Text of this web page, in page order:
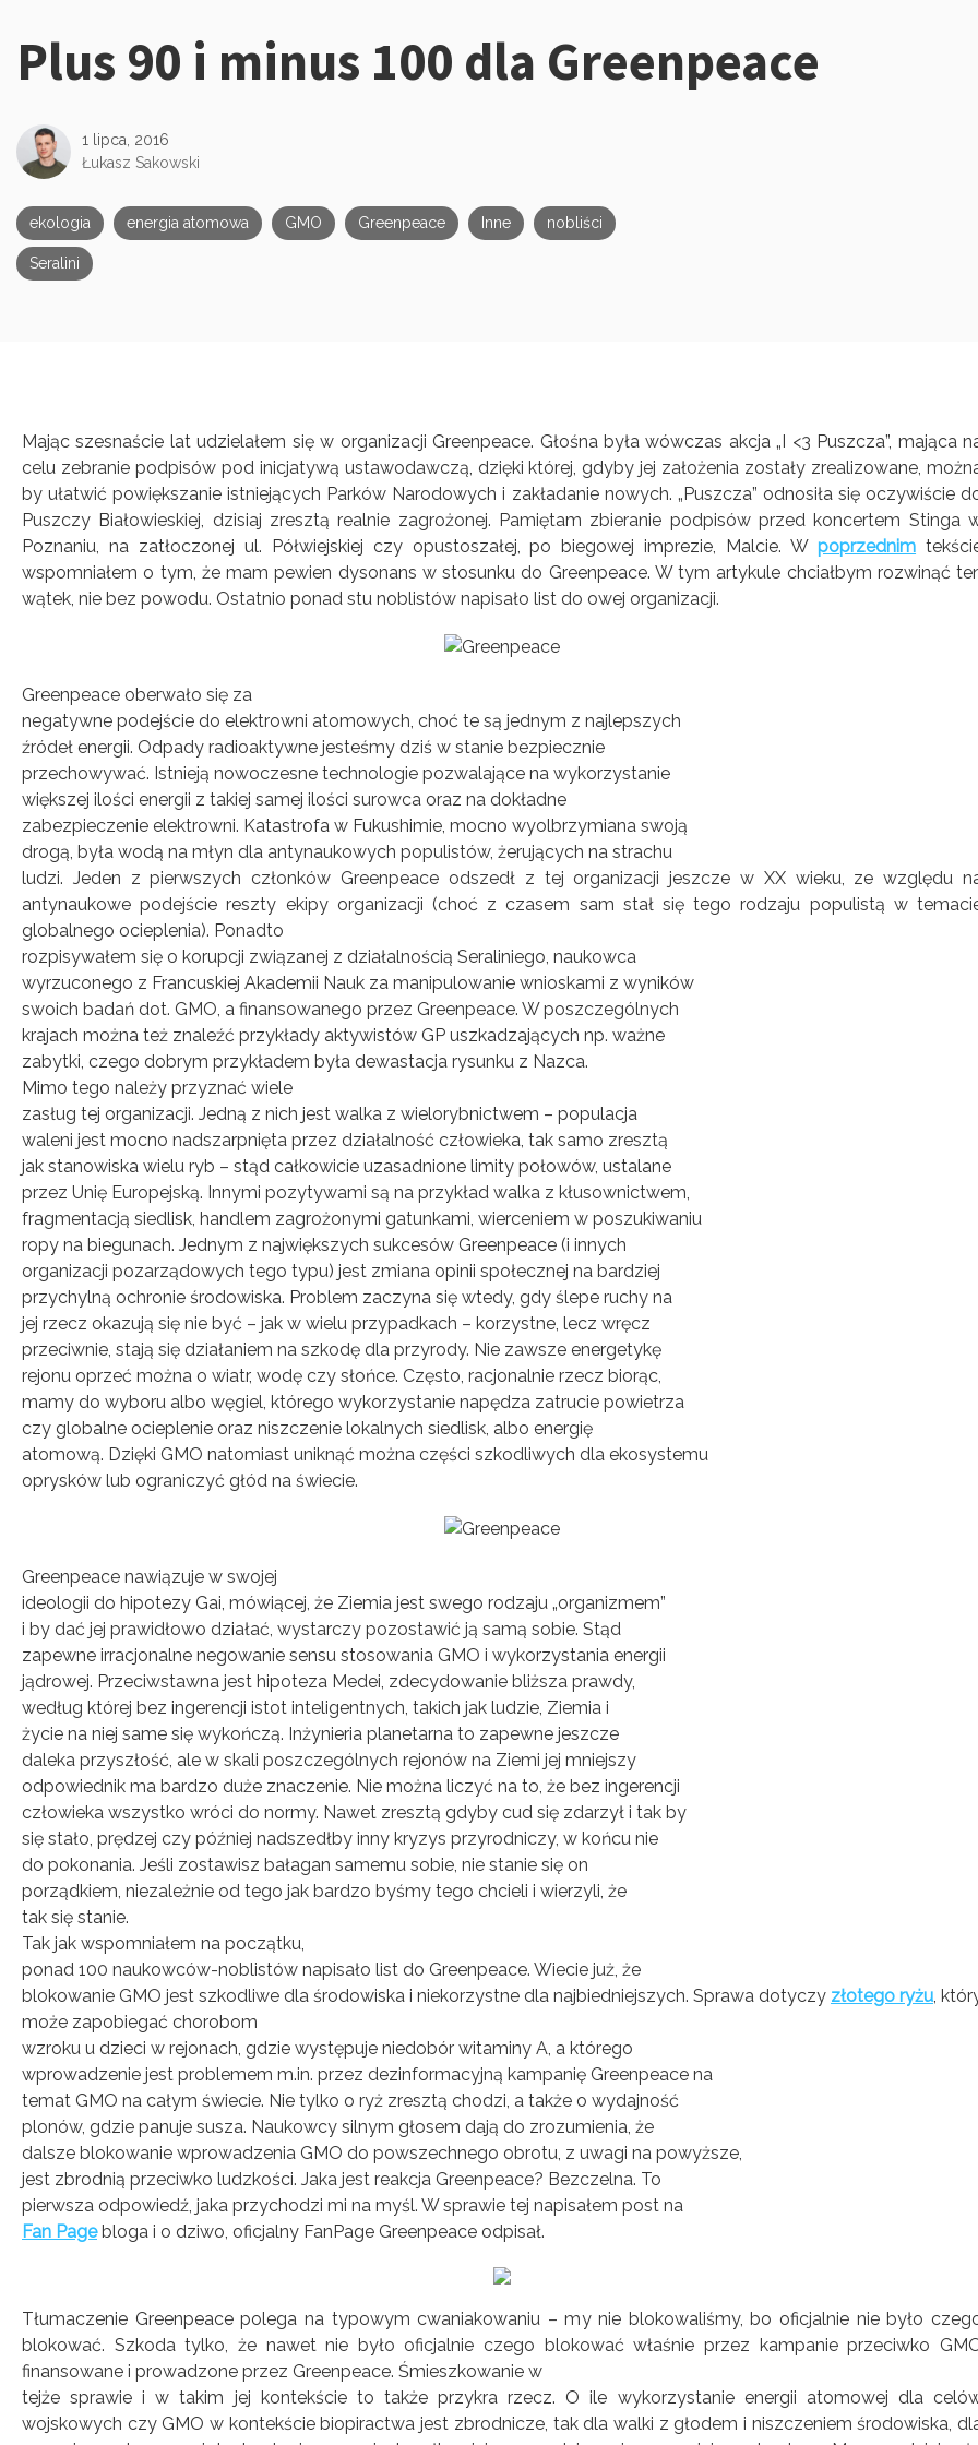
Kategorie:
Plus 90 i minus 100 dla Greenpeace
1 lipca, 2016
Łukasz Sakowski
ekologia energia atomowa GMO Greenpeace Inne nobliści
Seralini
Mając szesnaście lat udzielałem się w organizacji Greenpeace. Głośna była wówczas akcja „I <3 Puszcza”, mająca
celu zebranie podpisów pod inicjatywą ustawodawczą, dzięki której, gdyby jej założenia zostały zrealizowane,
by ułatwić powiększanie istniejących Parków Narodowych i zakładanie nowych. „Puszcza” odnosiła się oczywiście
Puszczy Białowieskiej, dzisiaj zresztą realnie zagrożonej. Pamiętam zbieranie podpisów przed koncertem Stinga
Poznaniu, na zatłoczonej ul. Półwiejskiej czy opustoszałej, po biegowej imprezie, Malcie. Wpoprzednim
wspomniałem o tym, że mam pewien dysonans w stosunku do Greenpeace. W tym artykule chciałbym rozwinąć
wątek, nie bez powodu. Ostatnio ponad stu noblistów napisało list do owej organizacji.
Greenpeace oberwało się za
negatywne podejście do elektrowni atomowych, choć te są jednym z najlepszych
źródeł energii. Odpady radioaktywne jesteśmy dziś w stanie bezpiecznie
przechowywać. Istnieją nowoczesne technologie pozwalające na wykorzystanie
większej ilości energii z takiej samej ilości surowca oraz na dokładne
zabezpieczenie elektrowni. Katastrofa w Fukushimie, mocno wyolbrzymiana swoją
drogą, była wodą na młyn dla antynaukowych populistów, żerujących na strachu
ludzi. Jeden z pierwszych członków Greenpeace odszedł z tej organizacji jeszcze w XX wieku, ze względu
antynaukowe podejście reszty ekipy organizacji (choć z czasem sam stał się tego rodzaju populistą w
globalnego ocieplenia). Ponadto
rozpisywałem się o korupcji związanej z działalnością Seraliniego, naukowca
wyrzuconego z Francuskiej Akademii Nauk za manipulowanie wnioskami z wyników
swoich badań dot. GMO, a finansowanego przez Greenpeace. W poszczególnych
krajach można też znaleźć przykłady aktywistów GP uszkadzających np. ważne
zabytki, czego dobrym przykładem była dewastacja rysunku z Nazca.
Mimo tego należy przyznać wiele
zasług tej organizacji. Jedną z nich jest walka z wielorybnictwem – populacja
waleni jest mocno nadszarpnięta przez działalność człowieka, tak samo zresztą
jak stanowiska wielu ryb – stąd całkowicie uzasadnione limity połowów, ustalane
przez Unię Europejską. Innymi pozytywami są na przykład walka z kłusownictwem,
fragmentacją siedlisk, handlem zagrożonymi gatunkami, wierceniem w poszukiwaniu
ropy na biegunach. Jednym z największych sukcesów Greenpeace (i innych
organizacji pozarządowych tego typu) jest zmiana opinii społecznej na bardziej
przychylną ochronie środowiska. Problem zaczyna się wtedy, gdy ślepe ruchy na
jej rzecz okazują się nie być – jak w wielu przypadkach – korzystne, lecz wręcz
przeciwnie, stają się działaniem na szkodę dla przyrody. Nie zawsze energetykę
rejonu oprzeć można o wiatr, wodę czy słońce. Często, racjonalnie rzecz biorąc,
mamy do wyboru albo węgiel, którego wykorzystanie napędza zatrucie powietrza
czy globalne ocieplenie oraz niszczenie lokalnych siedlisk, albo energię
atomową. Dzięki GMO natomiast uniknąć można części szkodliwych dla ekosystemu
oprysków lub ograniczyć głód na świecie.
Greenpeace nawiązuje w swojej
ideologii do hipotezy Gai, mówiącej, że Ziemia jest swego rodzaju „organizmem”
i by dać jej prawidłowo działać, wystarczy pozostawić ją samą sobie. Stąd
zapewne irracjonalne negowanie sensu stosowania GMO i wykorzystania energii
jądrowej. Przeciwstawna jest hipoteza Medei, zdecydowanie bliższa prawdy,
według której bez ingerencji istot inteligentnych, takich jak ludzie, Ziemia i
życie na niej same się wykończą. Inżynieria planetarna to zapewne jeszcze
daleka przyszłość, ale w skali poszczególnych rejonów na Ziemi jej mniejszy
odpowiednik ma bardzo duże znaczenie. Nie można liczyć na to, że bez ingerencji
człowieka wszystko wróci do normy. Nawet zresztą gdyby cud się zdarzył i tak by
się stało, prędzej czy później nadszedłby inny kryzys przyrodniczy, w końcu nie
do pokonania. Jeśli zostawisz bałagan samemu sobie, nie stanie się on
porządkiem, niezależnie od tego jak bardzo byśmy tego chcieli i wierzyli, że
tak się stanie.
Tak jak wspomniałem na początku,
ponad 100 naukowców-noblistów napisało list do Greenpeace. Wiecie już, że
blokowanie GMO jest szkodliwe dla środowiska i niekorzystne dla najbiedniejszych. Sprawa dotyczy złotego ryżu,
może zapobiegać chorobom
wzroku u dzieci w rejonach, gdzie występuje niedobór witaminy A, a którego
wprowadzenie jest problemem m.in. przez dezinformacyjną kampanię Greenpeace na
temat GMO na całym świecie. Nie tylko o ryż zresztą chodzi, a także o wydajność
plonów, gdzie panuje susza. Naukowcy silnym głosem dają do zrozumienia, że
dalsze blokowanie wprowadzenia GMO do powszechnego obrotu, z uwagi na powyższe,
jest zbrodnią przeciwko ludzkości. Jaka jest reakcja Greenpeace? Bezczelna. To
pierwsza odpowiedź, jaka przychodzi mi na myśl. W sprawie tej napisałem post na
Fan Page bloga i o dziwo, oficjalny FanPage Greenpeace odpisał.
Tłumaczenie Greenpeace polega na typowym cwaniakowaniu – my nie blokowaliśmy, bo oficjalnie nie było
blokować. Szkoda tylko, że nawet nie było oficjalnie czego blokować właśnie przez kampanie przeciwko
finansowane i prowadzone przez Greenpeace. Śmieszkowanie w
tejże sprawie i w takim jej kontekście to także przykra rzecz. O ile wykorzystanie energii atomowej dla
wojskowych czy GMO w kontekście biopiractwa jest zbrodnicze, tak dla walki z głodem i niszczeniem środowiska,